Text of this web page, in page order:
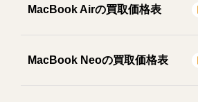
MacBook Airの買取価格表
MacBook Neoの買取価格表